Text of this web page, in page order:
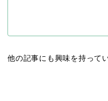
他の記事にも興味を持って